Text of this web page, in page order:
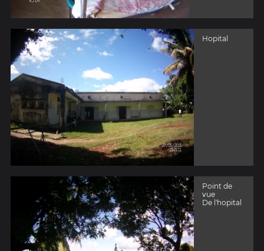
Hopital
Point de
vue
De l'hopital